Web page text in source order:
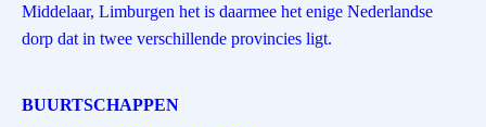
Middelaar, Limburgen het is daarmee het enige Nederlandse
dorp dat in twee verschillende provincies ligt.
BUURTSCHAPPEN